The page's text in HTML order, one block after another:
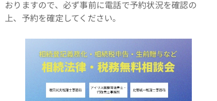
おりますので、必ず事前に電話で予約状況を確認の
上、予約を確定してください。